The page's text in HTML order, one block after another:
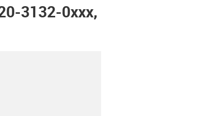
3132-0xxx,